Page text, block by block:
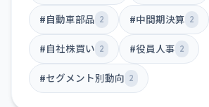
#自動車部品 2 #中間期決算 2
#自社株買い 2 #役員人事 2
#セグメント別動向 2